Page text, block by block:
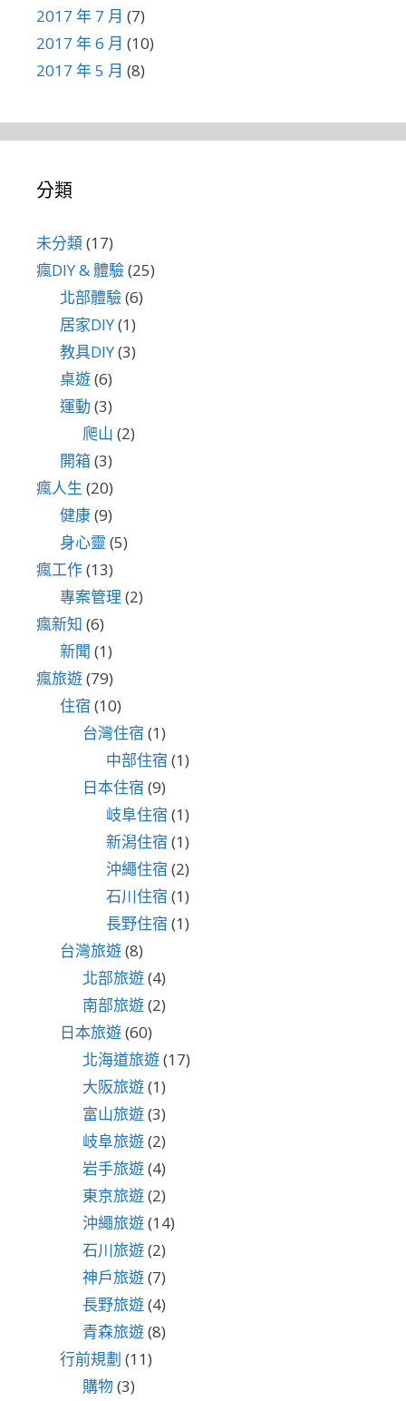
2017 年 7 月 (7)
2017 年 6 月 (10)
2017 年 5 月 (8)
分類
未分類(17)
瘋DIY & 體驗(25)
北部體驗(6)
居家DIY(1)
教具DIY(3)
桌遊(6)
運動 (3)
爬山 (2)
開箱(3)
瘋人生 (20)
健康(9)
身心靈 (5)
瘋工作(13)
專案管理 (2)
瘋新知 (6)
新聞 (1)
瘋旅遊(79)
住宿 (10)
台灣住宿 (1)
中部住宿 (1)
日本住宿 (9)
岐阜住宿 (1)
新潟住宿 (1)
沖繩住宿 (2)
石川住宿 (1)
長野住宿 (1)
台灣旅遊(8)
北部旅遊(4)
南部旅遊(2)
日本旅遊(60)
北海道旅遊(17)
大阪旅遊(1)
富山旅遊(3)
岐阜旅遊(2)
岩手旅遊(4)
東京旅遊(2)
沖繩旅遊(14)
石川旅遊(2)
神戶旅遊(7)
長野旅遊(4)
青森旅遊(8)
行前規劃 (11)
購物(3)